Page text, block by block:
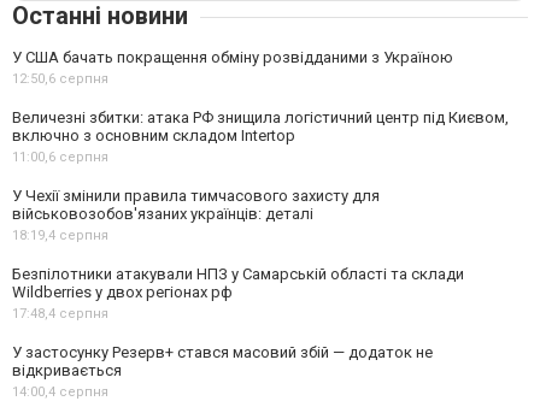
Останні новини
У США бачать покращення обміну розвідданими з Україною
12:50,6 серпня
Величезні збитки: атака РФ знищила логістичний центр під Києвом,
включно з основним складом Intertop
11:00,6 серпня
У Чехії змінили правила тимчасового захисту для
військовозобов'язаних українців: деталі
18:19,4 серпня
Безпілотники атакували НПЗ у Самарській області та склади
Wildberries у двох регіонах рф
17:48,4 серпня
У застосунку Резерв+ стався масовий збій — додаток не
відкривається
14:00,4 серпня